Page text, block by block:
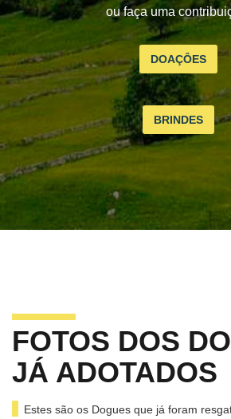
ou faça uma
DOAÇÔES
BRINDES
FOTOS DOS
JÁ ADOTADOS
Estes são os Dogues que já foram